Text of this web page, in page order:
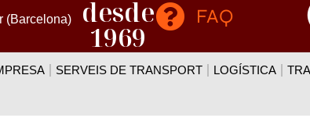
(Barcelona) desde
1969
FAQ
SERVEIS DE TRANSPORT LOGÍSTICA